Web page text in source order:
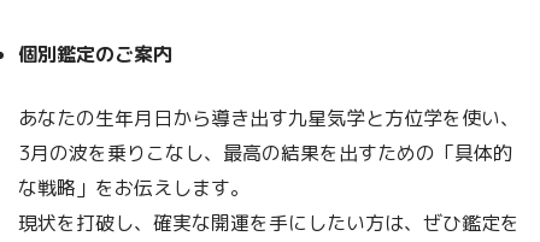
個別鑑定のご案内
あなたの生年月日から導き出す九星気学と方位学を使い、
3月の波を乗りこなし、最高の結果を出すための「具体的
な戦略」をお伝えします。
現状を打破し、確実な開運を手にしたい方は、ぜひ鑑定を